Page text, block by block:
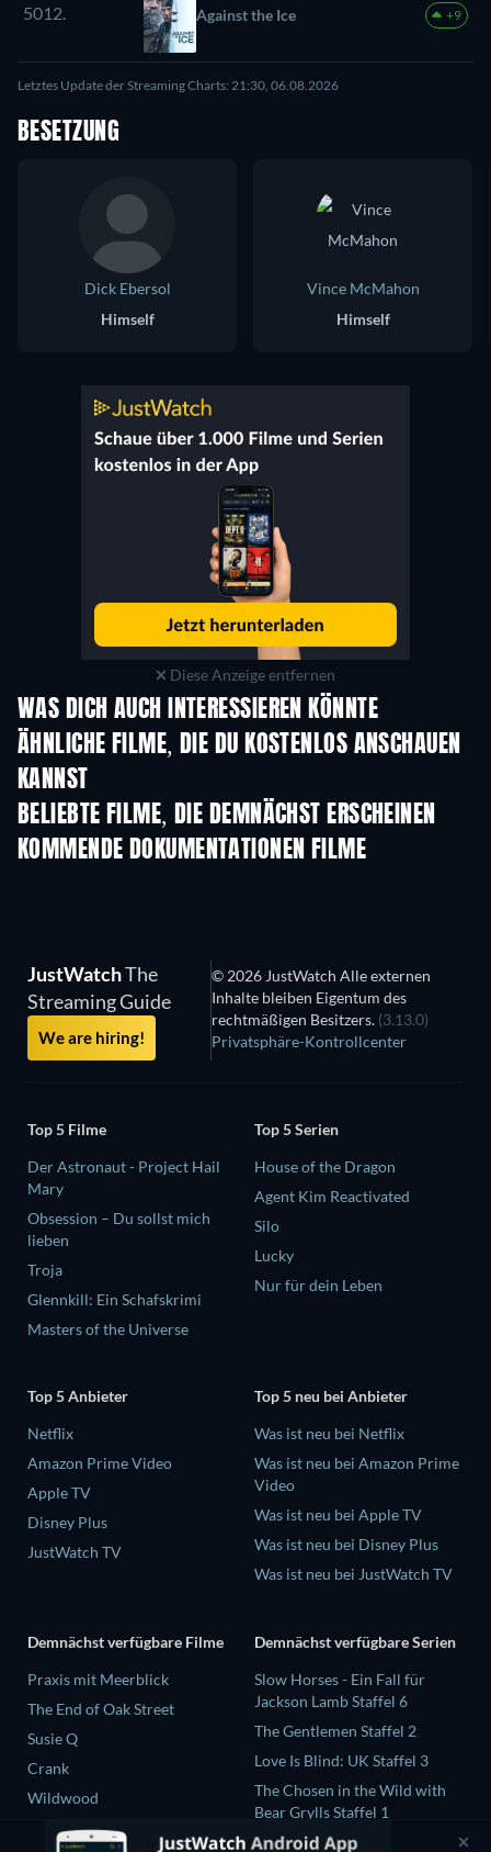
5012. Against the Ice +9
Letztes Update der Streaming Charts: 21:30, 06.08.2026
BESETZUNG
Dick Ebersol
Himself
Vince McMahon
Himself
Diese Anzeige entfernen
WAS DICH AUCH INTERESSIEREN KÖNNTE
ÄHNLICHE FILME, DIE DU KOSTENLOS ANSCHAUEN
KANNST
BELIEBTE FILME, DIE DEMNÄCHST ERSCHEINEN
KOMMENDE DOKUMENTATIONEN FILME
JustWatchThe
Streaming Guide
We are hiring!
© 2026 JustWatch Alle externen
Inhalte bleiben Eigentum des
rechtmäßigen Besitzers. (3.13.0)
Privatsphäre-Kontrollcenter
Top 5 Filme
Der Astronaut - Project Hail
Mary
Obsession – Du sollst mich
lieben
Troja
Glennkill: Ein Schafskrimi
Masters of the Universe
Top 5 Serien
House of the Dragon
Agent Kim Reactivated
Silo
Lucky
Nur für dein Leben
Top 5 Anbieter
Netflix
Amazon Prime Video
Apple TV
Disney Plus
JustWatch TV
Top 5 neu bei Anbieter
Was ist neu bei Netflix
Was ist neu bei Amazon Prime
Video
Was ist neu bei Apple TV
Was ist neu bei Disney Plus
Was ist neu bei JustWatch TV
Demnächst verfügbare Filme
Praxis mit Meerblick
The End of Oak Street
Susie Q
Crank
Wildwood
Demnächst verfügbare Serien
Slow Horses - Ein Fall für
Jackson Lamb Staffel 6
The Gentlemen Staffel 2
Love Is Blind: UK Staffel 3
The Chosen in the Wild with
Bear Grylls Staffel 1
Levi Strauss und der Stoff der